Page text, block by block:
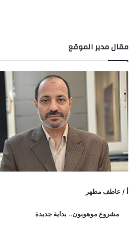
مقال مدير الموقع
أ / عاطف مظهر
مشروع موهوبون.. بداية جديدة